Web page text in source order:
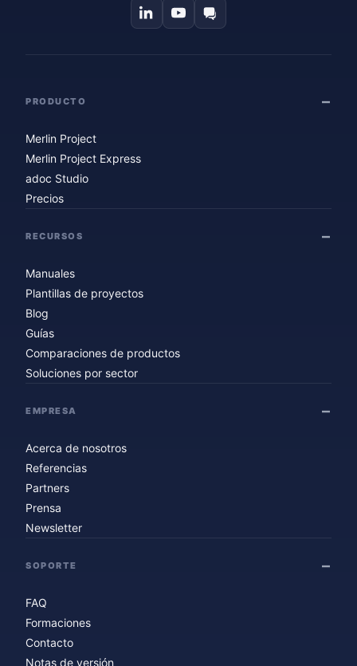
PRODUCTO
Merlin Project
Merlin Project Express
adoc Studio
Precios
RECURSOS
Manuales
Plantillas de proyectos
Blog
Guías
Comparaciones de productos
Soluciones por sector
EMPRESA
Acerca de nosotros
Referencias
Partners
Prensa
Newsletter
SOPORTE
FAQ
Formaciones
Contacto
Notas de versión